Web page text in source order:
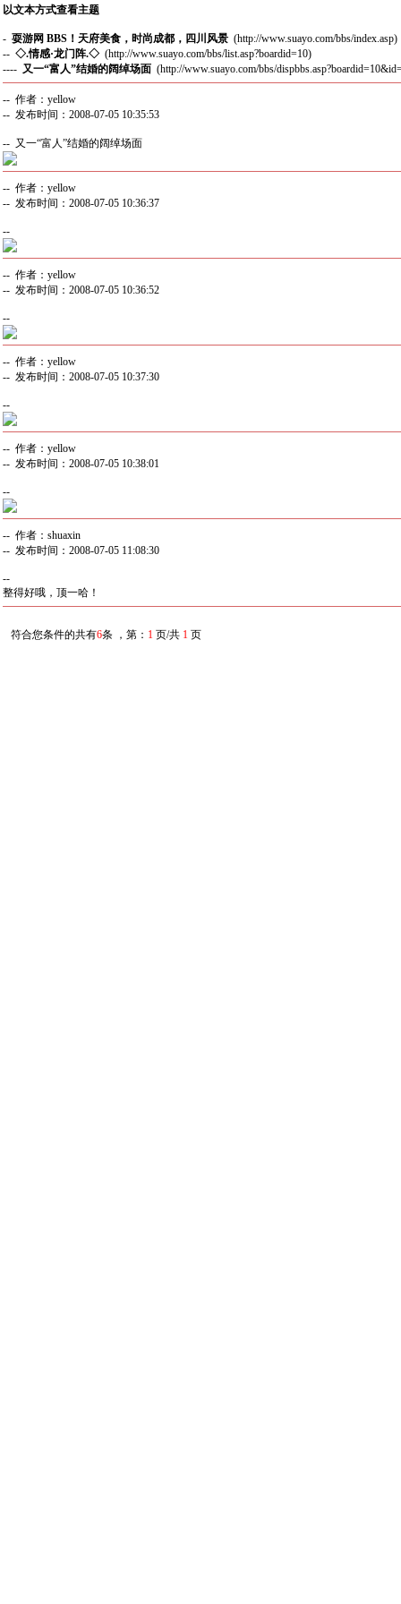
以文本方式查看主题
- 耍游网 BBS！天府美食，时尚成都，四川风景 (http://www.suayo.com/bbs/index.asp)
-- ◇.情感·龙门阵.◇ (http://www.suayo.com/bbs/list.asp?boardid=10)
---- 又一“富人”结婚的阔绰场面 (http://www.suayo.com/bbs/
-- 作者：yellow
-- 发布时间：2008-07-05 10:35:53
-- 又一“富人”结婚的阔绰场面
-- 作者：yellow
-- 发布时间：2008-07-05 10:36:37
--
-- 作者：yellow
-- 发布时间：2008-07-05 10:36:52
--
-- 作者：yellow
-- 发布时间：2008-07-05 10:37:30
--
-- 作者：yellow
-- 发布时间：2008-07-05 10:38:01
--
-- 作者：shuaxin
-- 发布时间：2008-07-05 11:08:30
--
整得好哦，顶一哈！
符合您条件的共有6条 ，第： 1 页/共 1 页